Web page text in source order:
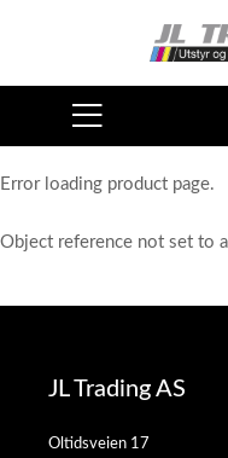
Error loading product page.
Object reference not set to
JL Trading AS
Oltidsveien 17